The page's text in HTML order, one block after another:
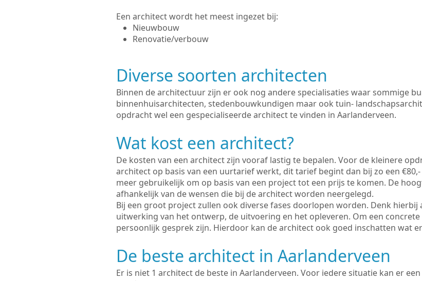
Een architect wordt het meest ingezet bij:
Nieuwbouw
Renovatie/verbouw
Diverse soorten architecten
Binnen de architectuur zijn er ook nog andere specialisaties waar sommige
binnenhuisarchitecten, stedenbouwkundigen maar ook tuin-
opdracht wel een gespecialiseerde architect te vinden in Aarlanderveen.
Wat kost een architect?
De kosten van een architect zijn vooraf lastig te bepalen. Voor de kleinere
architect op basis van een uurtarief werkt, dit tarief begint dan bij zo een
meer gebruikelijk om op basis van een project tot een prijs te komen. De
afhankelijk van de wensen die bij de architect worden neergelegd.
Bij een groot project zullen ook diverse fases doorlopen worden. Denk
uitwerking van het ontwerp, de uitvoering en het opleveren. Om een
persoonlijk gesprek zijn. Hierdoor kan de architect ook goed inschatten wat
De beste architect in Aarlanderveen
Er is niet 1 architect de beste in Aarlanderveen. Voor iedere situatie kan er